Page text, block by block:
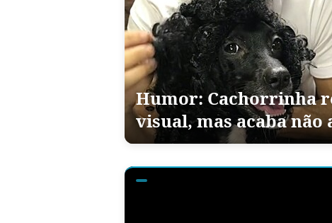
Humor: Cachorrinha
visual, mas acaba